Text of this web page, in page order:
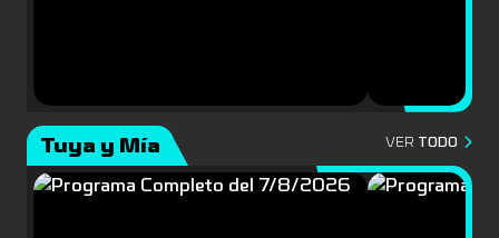
Tuya y Mía VER TODO